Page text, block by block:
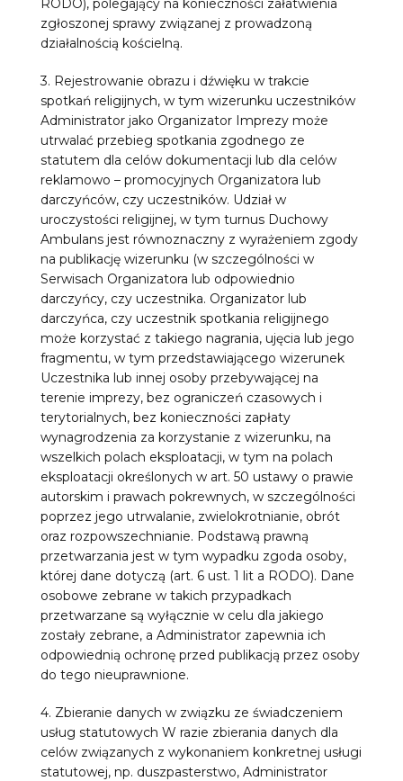
RODO), polegający na konieczności załatwienia
zgłoszonej sprawy związanej z prowadzoną
działalnością kościelną.
3. Rejestrowanie obrazu i dźwięku w trakcie
spotkań religijnych, w tym wizerunku uczestników
Administrator jako Organizator Imprezy może
utrwalać przebieg spotkania zgodnego ze
statutem dla celów dokumentacji lub dla celów
reklamowo – promocyjnych Organizatora lub
darczyńców, czy uczestników. Udział w
uroczystości religijnej, w tym turnus Duchowy
Ambulans jest równoznaczny z wyrażeniem zgody
na publikację wizerunku (w szczególności w
Serwisach Organizatora lub odpowiednio
darczyńcy, czy uczestnika. Organizator lub
darczyńca, czy uczestnik spotkania religijnego
może korzystać z takiego nagrania, ujęcia lub jego
fragmentu, w tym przedstawiającego wizerunek
Uczestnika lub innej osoby przebywającej na
terenie imprezy, bez ograniczeń czasowych i
terytorialnych, bez konieczności zapłaty
wynagrodzenia za korzystanie z wizerunku, na
wszelkich polach eksploatacji, w tym na polach
eksploatacji określonych w art. 50 ustawy o prawie
autorskim i prawach pokrewnych, w szczególności
poprzez jego utrwalanie, zwielokrotnianie, obrót
oraz rozpowszechnianie. Podstawą prawną
przetwarzania jest w tym wypadku zgoda osoby,
której dane dotyczą (art. 6 ust. 1 lit a RODO). Dane
osobowe zebrane w takich przypadkach
przetwarzane są wyłącznie w celu dla jakiego
zostały zebrane, a Administrator zapewnia ich
odpowiednią ochronę przed publikacją przez osoby
do tego nieuprawnione.
4. Zbieranie danych w związku ze świadczeniem
usług statutowych W razie zbierania danych dla
celów związanych z wykonaniem konkretnej usługi
statutowej, np. duszpasterstwo, Administrator